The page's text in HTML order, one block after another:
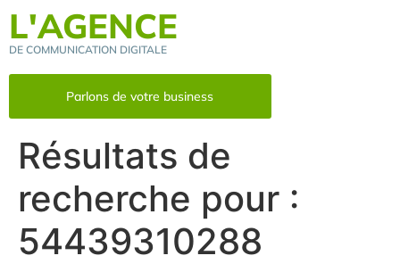
L'AGENCE
DE COMMUNICATION DIGITALE
Parlons de votre business
Résultats de
recherche pour :
54439310288